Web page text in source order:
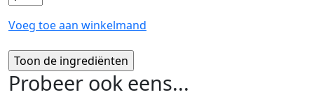
Voeg toe aan winkelmand
Probeer ook eens...